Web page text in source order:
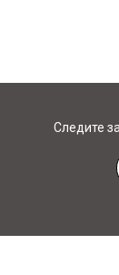
Следите